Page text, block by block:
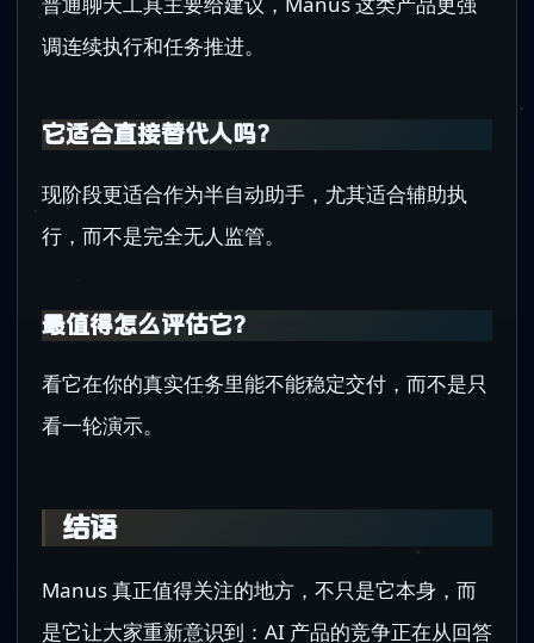
调连续执行和任务推进。
它适合直接替代人吗？
现阶段更适合作为半自动助手，尤其适合辅助执
行，而不是完全无人监管。
最值得怎么评估它？
看它在你的真实任务里能不能稳定交付，而不是只
看一轮演示。
结语
Manus 真正值得关注的地方，不只是它本身，而
是它让大家重新意识到：AI 产品的竞争正在从回答